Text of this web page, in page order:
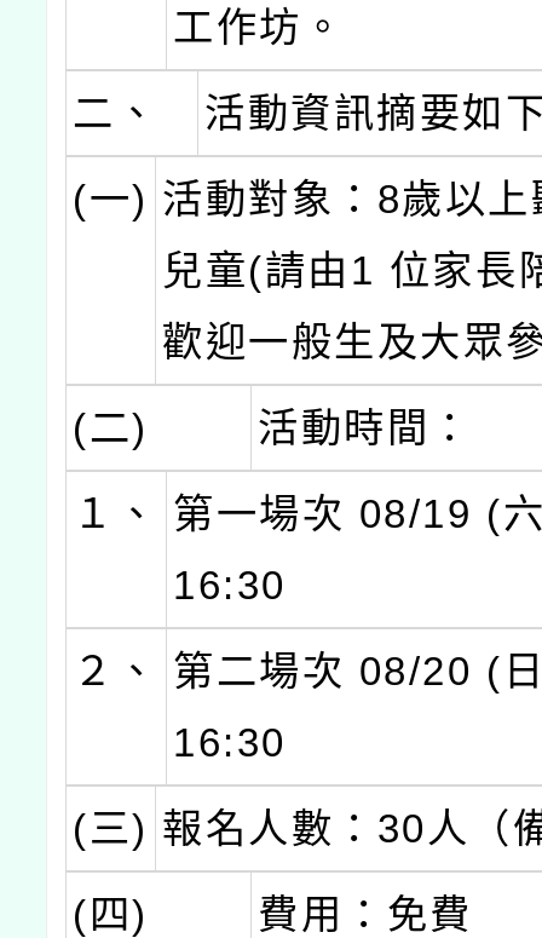
工作坊。
二、
活動資訊摘要如
(一) 活動對象：8歲以
兒童(請由1 位家長
歡迎一般生及大眾
(二)
活動時間：
１、
第一場次 08/19 (
16:30
２、
第二場次 08/20 (
16:30
(三) 報名人數：30人（
(四)
費用：免費